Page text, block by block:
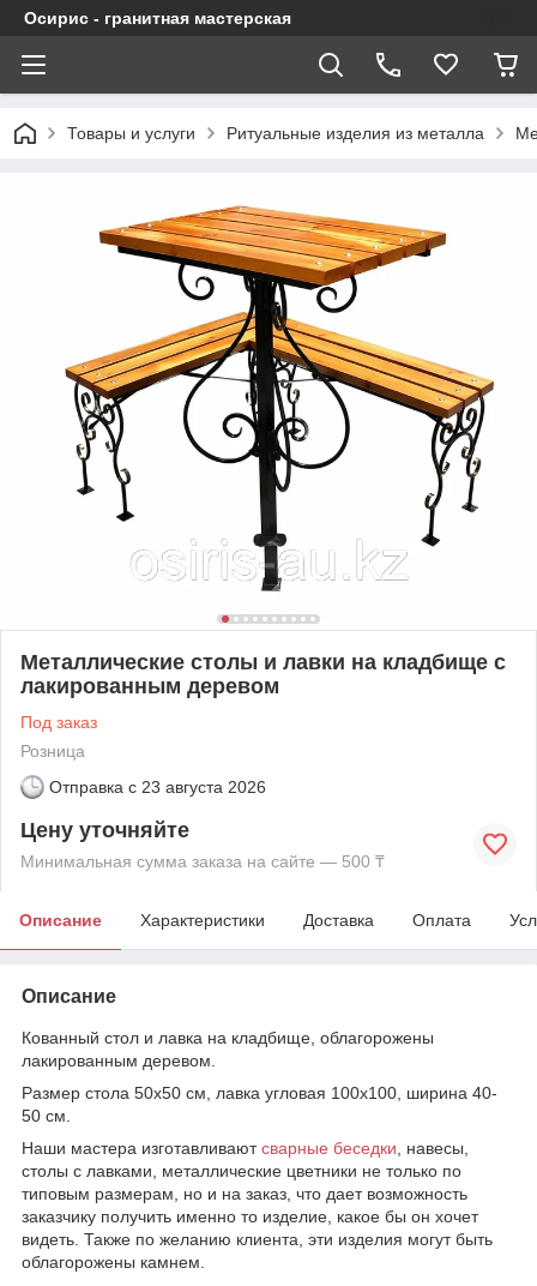
Осирис - гранитная мастерская
Товары и услуги Ритуальные изделия из металла
Металлические столы и лавки на кладбище с
лакированным деревом
Под заказ
Розница
Отправка с 23 августа 2026
Цену уточняйте
Минимальная сумма заказа на сайте — 500 ₸
Описание Характеристики Доставка Оплата
Описание
Кованный стол и лавка на кладбище, облагорожены
лакированным деревом.
Размер стола 50х50 см, лавка угловая 100х100, ширина 40-
50 см.
Наши мастера изготавливаютсварные беседки , навесы,
столы с лавками, металлические цветники не только по
типовым размерам, но и на заказ, что дает возможность
заказчику получить именно то изделие, какое бы он хочет
видеть. Также по желанию клиента, эти изделия могут быть
облагорожены камнем.